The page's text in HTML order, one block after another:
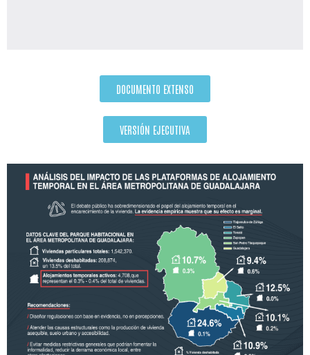
DOCUMENTO EXTENSO
VERSIÓN EJECUTIVA